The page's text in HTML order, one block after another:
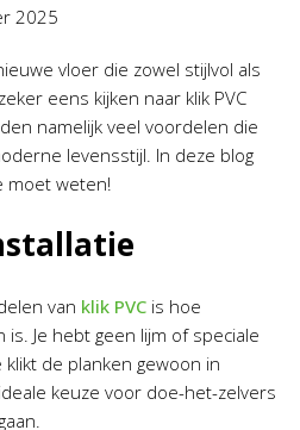
2025
vloer die zowel stijlvol als
eens kijken naar klik PVC
namelijk veel voordelen die
levensstijl. In deze blog
moet weten!
van klik PVC is hoe
Je hebt geen lijm of speciale
de planken gewoon in
keuze voor doe-het-zelvers